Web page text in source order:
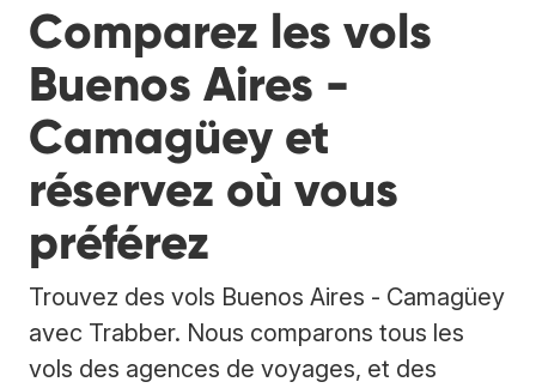
Comparez les vols
Buenos Aires -
Camagüey et
réservez où vous
préférez
Trouvez des vols Buenos Aires - Camagüey
avec Trabber. Nous comparons tous les
vols des agences de voyages, et des